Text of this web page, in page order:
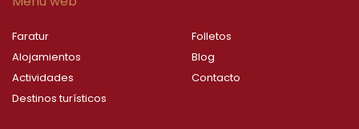
Faratur
Alojamientos
Actividades
Destinos turísticos
Folletos
Blog
Contacto